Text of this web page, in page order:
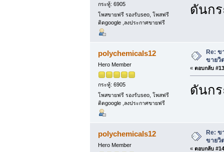
กระทู้: 6905
โพสขายฟรี รองรับseo, โพสฟรี
ติดgoogle ,ลงประกาศขายฟรี
ดันก
polychemicals12
Hero Member
กระทู้: 6905
โพสขายฟรี รองรับseo, โพสฟรี
ติดgoogle ,ลงประกาศขายฟรี
Re: ข
ขายวิ
« ตอบกลับ
ดันก
polychemicals12
Hero Member
Re: ข
ขายวิ
« ตอบกลับ